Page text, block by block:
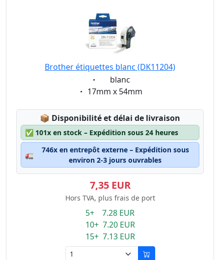
Brother étiquettes blanc (DK11204)
Eigenschaft:
blanc
Eigenschaft:
17mm x 54mm
📦 Lagerstatus:
Disponibilité et délai de livraison
✅ 101x en stock – Expédition sous 24 heures
🚛
746x en entrepôt externe – Expédition sous
environ 2-3 jours ouvrables
7,35 EUR
Hors TVA, plus frais de port
5+ 7.28 EUR
10+ 7.20 EUR
15+ 7.13 EUR